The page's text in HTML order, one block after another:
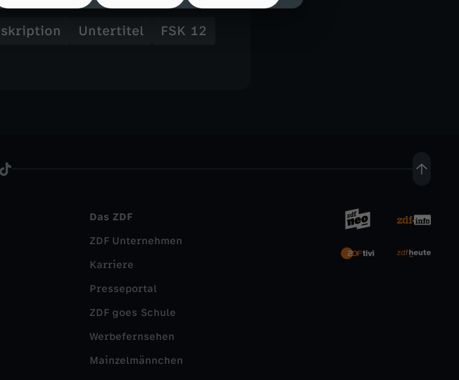
Untertitel
FSK 12
Das ZDF
ZDF Unternehmen
Karriere
Presseportal
ZDF goes Schule
Werbefernsehen
Mainzelmännchen